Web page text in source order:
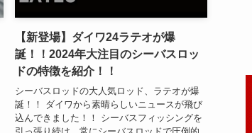
【新登場】ダイワ24ラテオが爆
誕！！2024年大注目のシーバスロッ
ドの特徴を紹介！！
シーバスロッドの大人気ロッド、ラテオが爆
誕！！ ダイワから素晴らしいニュースが飛び
込んできました！！ シーバスフィッシングを